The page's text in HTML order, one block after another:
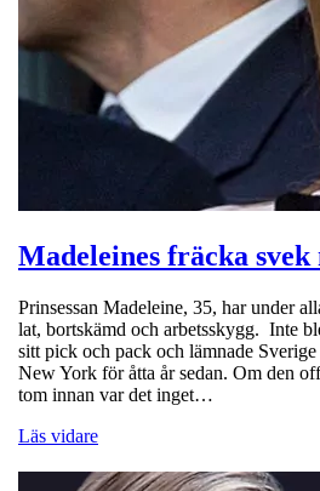
Madeleines fräcka
Prinsessan Madeleine, 35, har under
lat, bortskämd och arbetsskygg. Inte
sitt pick och pack och lämnade
New York för åtta år sedan. Om den
tom innan var det inget…
Läs vidare